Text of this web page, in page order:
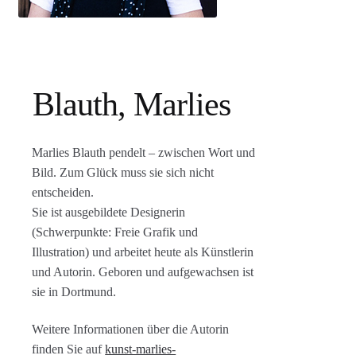
Agenturleistungen
c
o
u
t
Blauth, Marlies
Marlies Blauth pendelt – zwischen Wort und
Bild. Zum Glück muss sie sich nicht
entscheiden.
Sie ist ausgebildete Designerin
(Schwerpunkte: Freie Grafik und
Illustration) und arbeitet heute als Künstlerin
und Autorin. Geboren und aufgewachsen ist
sie in Dortmund.
Weitere Informationen über die Autorin
finden Sie aufkunst-marlies-